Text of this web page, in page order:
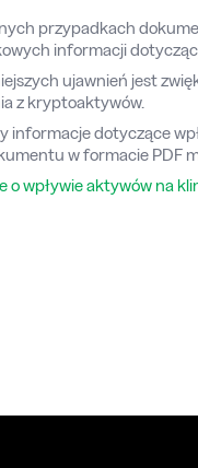
przypadkach
informacji
ujawnień jest
z kryptoaktywów.
informacje dotyczące
w formacie PDF
o wpływie aktywów na